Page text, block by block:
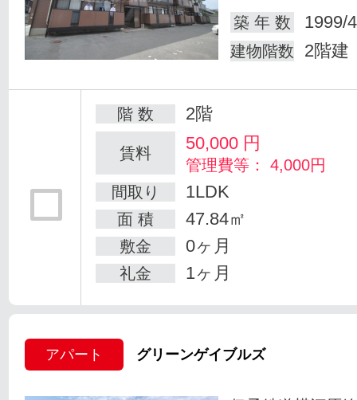
築 年 数
1999/
建物階数 2階建
階 数 2階
賃料 50,000 円
管理費等： 4,000円
間取り
1LDK
面 積 47.84㎡
敷金 0ヶ月
礼金 1ヶ月
アパート グリーンゲイブルズ